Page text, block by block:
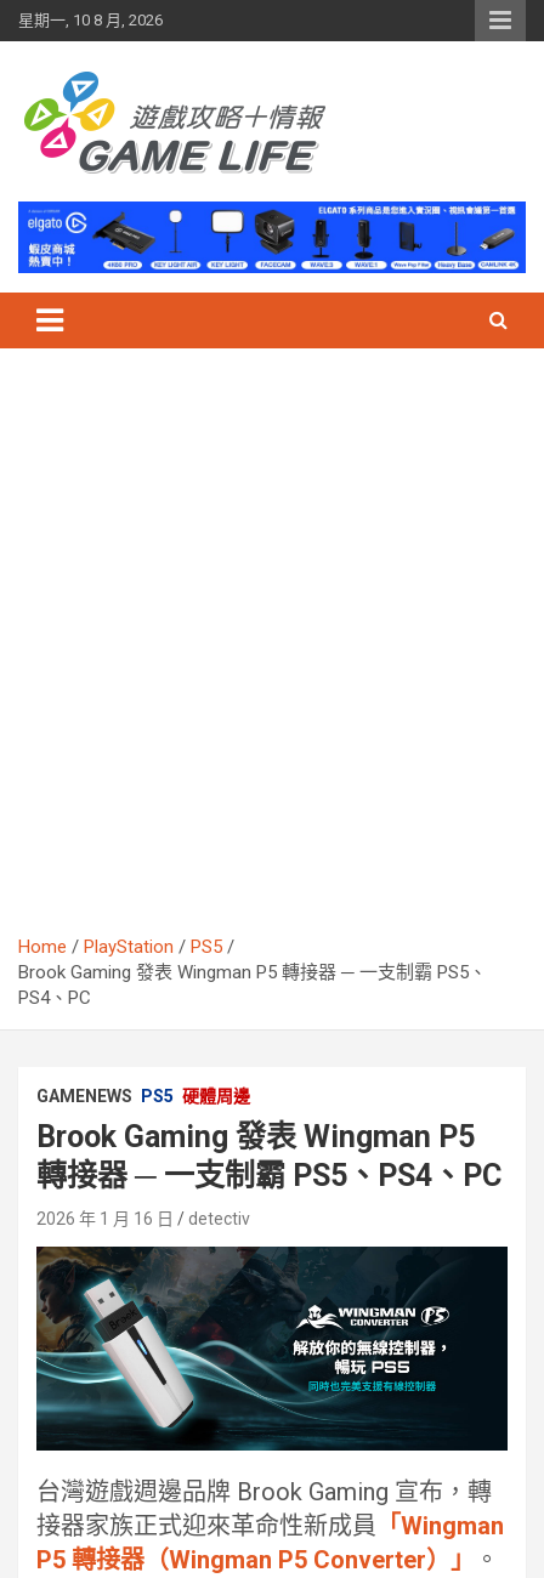
Skip
to
星期一, 10 8 月, 2026
Home PlayStation
PS5
Brook Gaming 發表 Wingman P5 轉接器 ─ 一支制霸 PS5、
PS4、PC
GAMENEWS PS5 硬體周邊
Brook Gaming 發表 Wingman P5
轉接器 ─ 一支制霸 PS5、PS4、PC
2026 年 1 月 16 日 detectiv
台灣遊戲週邊品牌 Brook Gaming 宣布，轉
接器家族正式迎來革命性新成員 「Wingman
P5 轉接器（Wingman P5 Converter）」
。